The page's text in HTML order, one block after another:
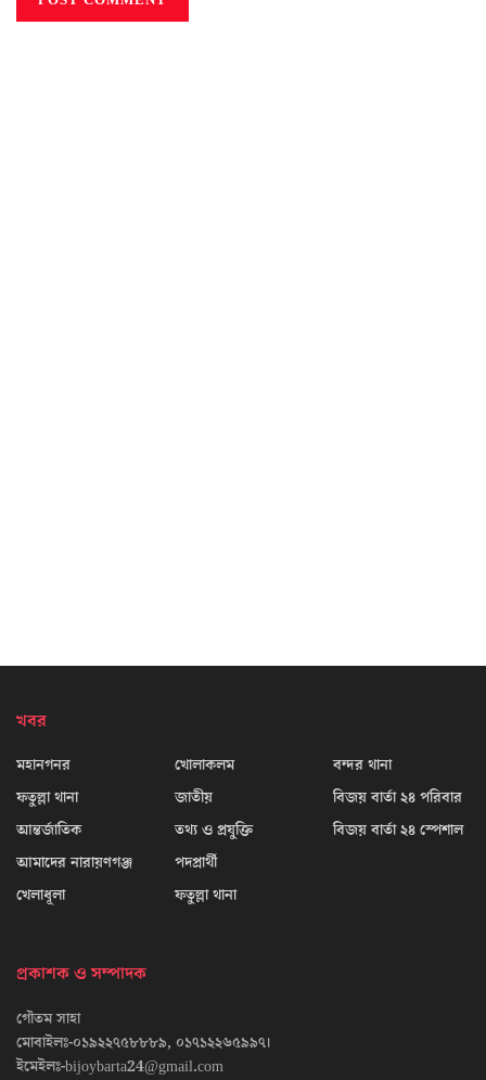
খবর
মহানগনর
ফতুল্লা থানা
আন্তর্জাতিক
আমাদের নারায়ণগঞ্জ
খেলাধূলা
খোলাকলম
জাতীয়
তথ্য ও প্রযুক্তি
পদপ্রার্থী
ফতুল্লা থানা
বন্দর থানা
বিজয় বার্তা ২৪ পরিবার
বিজয় বার্তা ২৪ স্পেশাল
প্রকাশক ও সম্পাদক
গৌতম সাহা
মোবাইলঃ-০১৯২২৭৫৮৮৮৯, ০১৭১২২৬৫৯৯৭।
ইমেইলঃ-bijoybarta24@gmail.com